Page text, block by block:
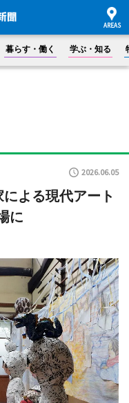
暮らす・働く 学ぶ・知る
2026.06.05
よる現代アート
に